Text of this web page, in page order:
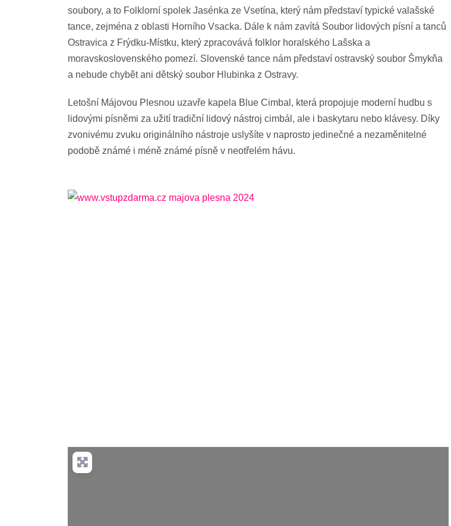
soubory, a to Folklorní spolek Jasénka ze Vsetína, který nám představí typické valašské
tance, zejména z oblasti Horního Vsacka. Dále k nám zavítá Soubor lidových písní a tanců
Ostravica z Frýdku-Místku, který zpracovává folklor horalského Lašska a
moravskoslovenského pomezí. Slovenské tance nám představí ostravský soubor Šmykňa
a nebude chybět ani dětský soubor Hlubinka z Ostravy.
Letošní Májovou Plesnou uzavře kapela Blue Cimbal, která propojuje moderní hudbu s
lidovými písněmi za užití tradiční lidový nástroj cimbál, ale i baskytaru nebo klávesy. Díky
zvonivému zvuku originálního nástroje uslyšíte v naprosto jedinečné a nezaměnitelné
podobě známé i méně známé písně v neotřelém hávu.